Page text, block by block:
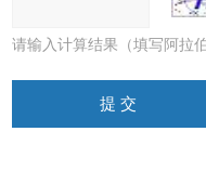
请输入计算结果（填写阿拉